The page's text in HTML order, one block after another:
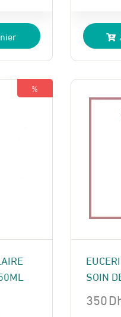
prix
initial
était :
195
prix
actuel
est :
185
%
SOIN
350